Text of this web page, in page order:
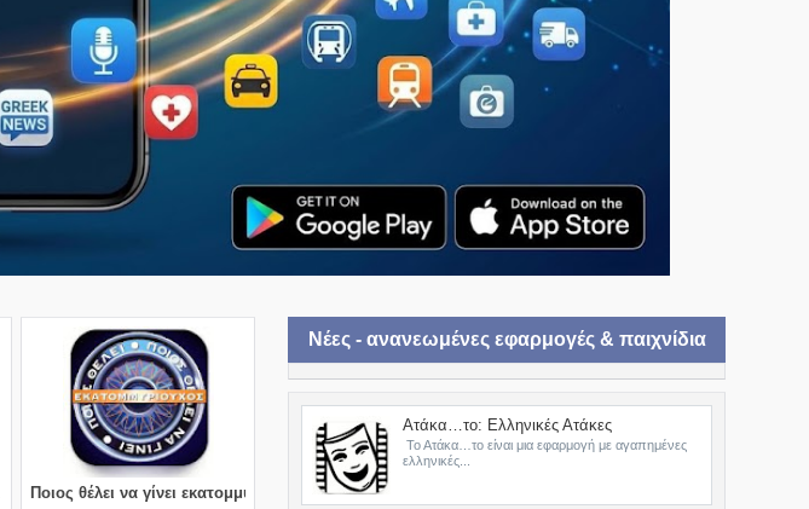
Ποιος θέλει να γίνει εκατομμυριούχος;
Νέες - ανανεωμένες εφαρμογές & παιχνίδια
Ατάκα…το: Ελληνικές Ατάκες
Το Ατάκα…το είναι μια εφαρμογή με αγαπημένες
ελληνικές...